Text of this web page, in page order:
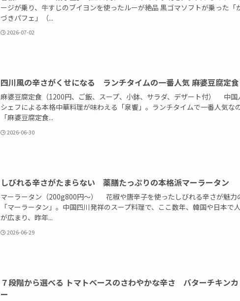
ージが乗り、牛すじのブイヨンを使ったルーが絶品 黒ゴマソフトが乗った「
づきパフェ」（...
2026-07-02
四川風の辛さがくせになる ランチタイムの一番人気 麻婆豆腐定食
麻婆豆腐定食（1200円、ご飯、スープ、小鉢、サラダ、デザート付） 中国
シェフによる本格中華料理が味わえる「泉饗」。ランチタイムで一番人気な
「麻婆豆腐定食...
2026-06-30
しびれる辛さがたまらない 薬膳たっぷりの本格派マーラータン
マーラータン（200g800円～） 花椒や唐辛子を使ったしびれる辛さが魅力
「マーラータン」。中国四川発祥のスープ料理で、ここ数年、韓国や日本で
が広まり、昨年...
2026-06-29
７段階から選べる トマトベースのさわやかな辛さ バターチキン
ー